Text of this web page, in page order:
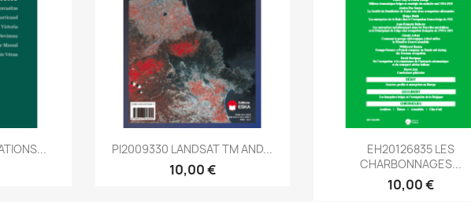
Aperçu rapide
PI2009330 LANDSAT TM AND...
10,00 €
Aperçu rapide
EH20126835 LES
CHARBONNAGES...
10,00 €